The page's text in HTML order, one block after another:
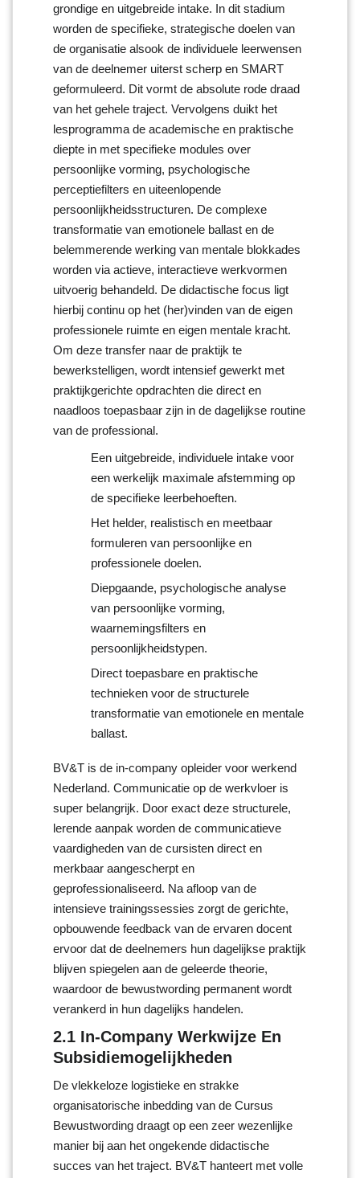
grondige en uitgebreide intake. In dit stadium
worden de specifieke, strategische doelen van
de organisatie alsook de individuele leerwensen
van de deelnemer uiterst scherp en SMART
geformuleerd. Dit vormt de absolute rode draad
van het gehele traject. Vervolgens duikt het
lesprogramma de academische en praktische
diepte in met specifieke modules over
persoonlijke vorming, psychologische
perceptiefilters en uiteenlopende
persoonlijkheidsstructuren. De complexe
transformatie van emotionele ballast en de
belemmerende werking van mentale blokkades
worden via actieve, interactieve werkvormen
uitvoerig behandeld. De didactische focus ligt
hierbij continu op het (her)vinden van de eigen
professionele ruimte en eigen mentale kracht.
Om deze transfer naar de praktijk te
bewerkstelligen, wordt intensief gewerkt met
praktijkgerichte opdrachten die direct en
naadloos toepasbaar zijn in de dagelijkse routine
van de professional.
Een uitgebreide, individuele intake voor
een werkelijk maximale afstemming op
de specifieke leerbehoeften.
Het helder, realistisch en meetbaar
formuleren van persoonlijke en
professionele doelen.
Diepgaande, psychologische analyse
van persoonlijke vorming,
waarnemingsfilters en
persoonlijkheidstypen.
Direct toepasbare en praktische
technieken voor de structurele
transformatie van emotionele en mentale
ballast.
BV&T is de in-company opleider voor werkend
Nederland. Communicatie op de werkvloer is
super belangrijk. Door exact deze structurele,
lerende aanpak worden de communicatieve
vaardigheden van de cursisten direct en
merkbaar aangescherpt en
geprofessionaliseerd. Na afloop van de
intensieve trainingssessies zorgt de gerichte,
opbouwende feedback van de ervaren docent
ervoor dat de deelnemers hun dagelijkse praktijk
blijven spiegelen aan de geleerde theorie,
waardoor de bewustwording permanent wordt
verankerd in hun dagelijks handelen.
2.1 In-Company Werkwijze En
Subsidiemogelijkheden
De vlekkeloze logistieke en strakke
organisatorische inbedding van de Cursus
Bewustwording draagt op een zeer wezenlijke
manier bij aan het ongekende didactische
succes van het traject. BV&T hanteert met volle